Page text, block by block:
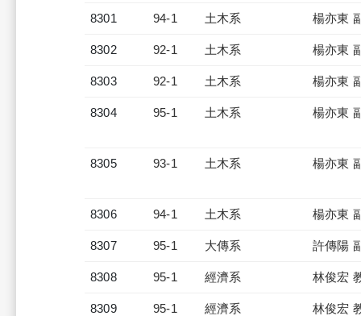
8301 94-1 土木系 楊亦東
8302 92-1 土木系 楊亦東
8303 92-1 土木系 楊亦東
8304 95-1 土木系 楊亦東
8305 93-1 土木系 楊亦東
8306 94-1 土木系 楊亦東
8307 95-1 大傳系 許傳陽
8308 95-1 經濟系 林俊宏
8309 95-1 經濟系 林俊宏